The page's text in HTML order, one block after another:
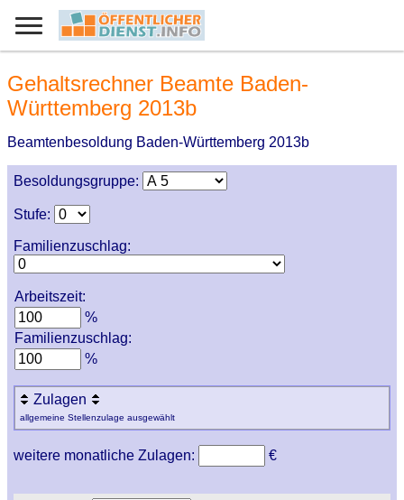
Gehaltsrechner Beamte Baden-
Württemberg 2013b
Beamtenbesoldung Baden-Württemberg 2013b
Besoldungsgruppe:
Stufe:
Familienzuschlag:
Arbeitszeit:
%
Familienzuschlag:
%
Zulagen
allgemeine Stellenzulage ausgewählt
weitere monatliche Zulagen: €